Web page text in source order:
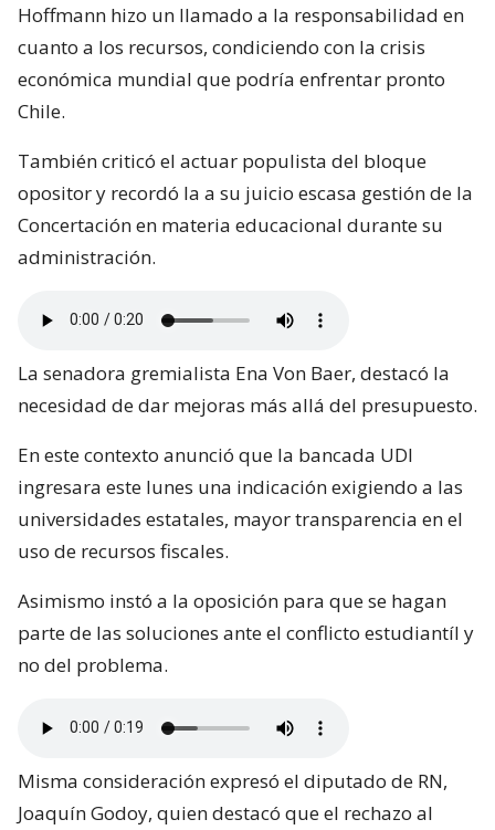
Hoffmann hizo un llamado a la responsabilidad en
cuanto a los recursos, condiciendo con la crisis
económica mundial que podría enfrentar pronto
Chile.
También criticó el actuar populista del bloque
opositor y recordó la a su juicio escasa gestión de la
Concertación en materia educacional durante su
administración.
La senadora gremialista Ena Von Baer, destacó la
necesidad de dar mejoras más allá del presupuesto.
En este contexto anunció que la bancada UDI
ingresara este lunes una indicación exigiendo a las
universidades estatales, mayor transparencia en el
uso de recursos fiscales.
Asimismo instó a la oposición para que se hagan
parte de las soluciones ante el conflicto estudiantíl y
no del problema.
Misma consideración expresó el diputado de RN,
Joaquín Godoy, quien destacó que el rechazo al